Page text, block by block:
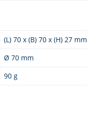
(L) 70 x (B) 70 x (H) 27 mm
Ø 70 mm
90 g